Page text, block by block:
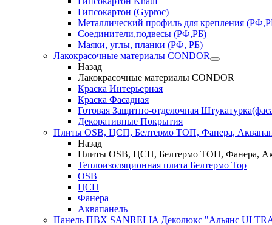
Гипсокартон (Gyproc)
Металлический профиль для крепления
Соединители,подвесы (РФ,РБ)
Маяки, углы, планки (РФ, РБ)
Лакокрасочные материалы CONDOR
Назад
Лакокрасочные материалы CONDOR
Краска Интерьерная
Краска Фасадная
Готовая Защитно-отделочная
Декоративные Покрытия
Плиты OSB, ЦСП, Белтермо ТОП, Фанера,
Назад
Плиты OSB, ЦСП, Белтермо ТОП, Фанера,
Теплоизоляционная плита Белтермо Top
OSB
ЦСП
Фанера
Аквапанель
Панель ПВХ SANRELIA Деколюкс "Альянс